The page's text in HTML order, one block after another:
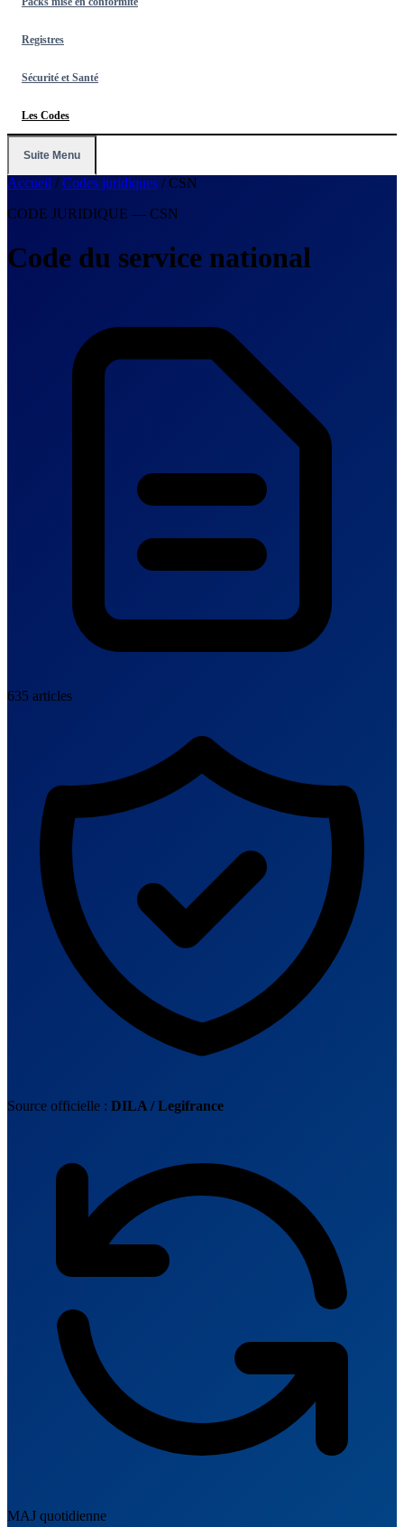
Registres
Sécurité et Santé
Les Codes
Suite Menu
Accueil / Codes juridiques / CSN
CODE JURIDIQUE — CSN
Code du service national
635 articles
Source officielle : DILA / Legifrance
MAJ quotidienne